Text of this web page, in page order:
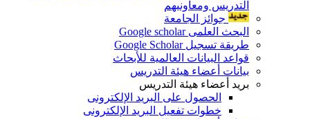
التدريس ومعاونيهم
جوائز الجامعة
البحث العلمى Google scholar
طريقة تسجيل Google Scholar
قواعد البيانات العالمية للأبحاث
بيانات أعضاء هيئة التدريس
بريد أعضاء هيئة التدريس
الحصول على البريد الإلكترونى
خطوات تفعيل البريد الإلكترونى